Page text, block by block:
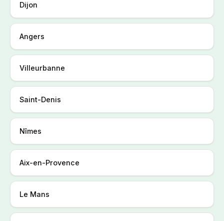
Dijon
Angers
Villeurbanne
Saint-Denis
Nîmes
Aix-en-Provence
Le Mans